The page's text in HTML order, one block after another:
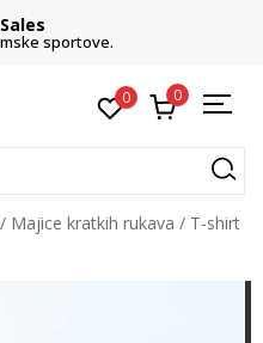
sportove.
0 0
Majice kratkih rukava
T-shirt